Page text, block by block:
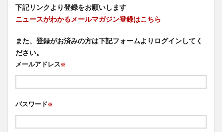
下記リンクより登録をお願いします
ニュースがわかるメールマガジン登録はこちら
また、登録がお済みの方は下記フォームよりログインしてく
ださい。
メールアドレス※
パスワード※